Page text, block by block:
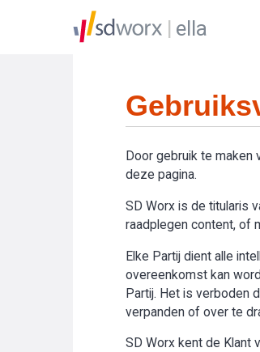
ella
Door gebruik te maken
deze pagina.
SD Worx is de titularis
raadplegen content, of
Elke Partij dient alle
overeenkomst kan
Partij. Het is verboden
verpanden of over te
SD Worx kent de Klant